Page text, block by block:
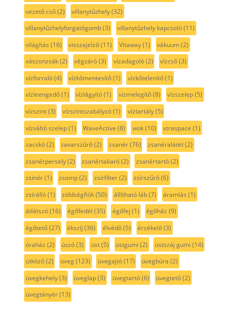
vezető cső(2) villanytűzhely(32)
villanytűzhelyforgatógomb(3) villanytűzhely kapcsoló(11)
világítás (16) visszajelző(11) Vitaway(1) vákuum(2)
vászonzsák(2) végzáró(3) vízadagoló(2) vízcső(3)
vízforraló(4) vízkőmentesítő(1) vízkőtelenítő(1)
vízleengedő(1) vízlágyító(1) vízmelegítő(8) vízszelep(5)
vízszint(3) vízszintszabályzó(1) víztartály(5)
vízváltó szelep(1) WaveActive (8) wok(10) xtraspace (1)
zacskó(2) zavarszűrő(2) zsanér(76) zsanéralátét(2)
zsanérpersely(2) zsanértakaró(2) zsanértartó(2)
zsinór(1) zsomp(2) zsírfilter(2) zsírszűrő(6)
zsírálló(1) zöldségfiók(50) állítható láb(7) áramlás (1)
átlátszó(16) égőfedél (35) égőfej (1) égőház (9)
égőtető(27) ékszíj (36) élvédő(5) érzékelő(3)
óraház (2) úszó(3) üst(5) üstgumi (2) üstszáj gumi (14)
ütköző(2) üveg(123) üvegajtó(17) üvegbúra (2)
üvegkehely(3) üveglap(3) üvegtartó(6) üvegtető(2)
üvegtányér(13)